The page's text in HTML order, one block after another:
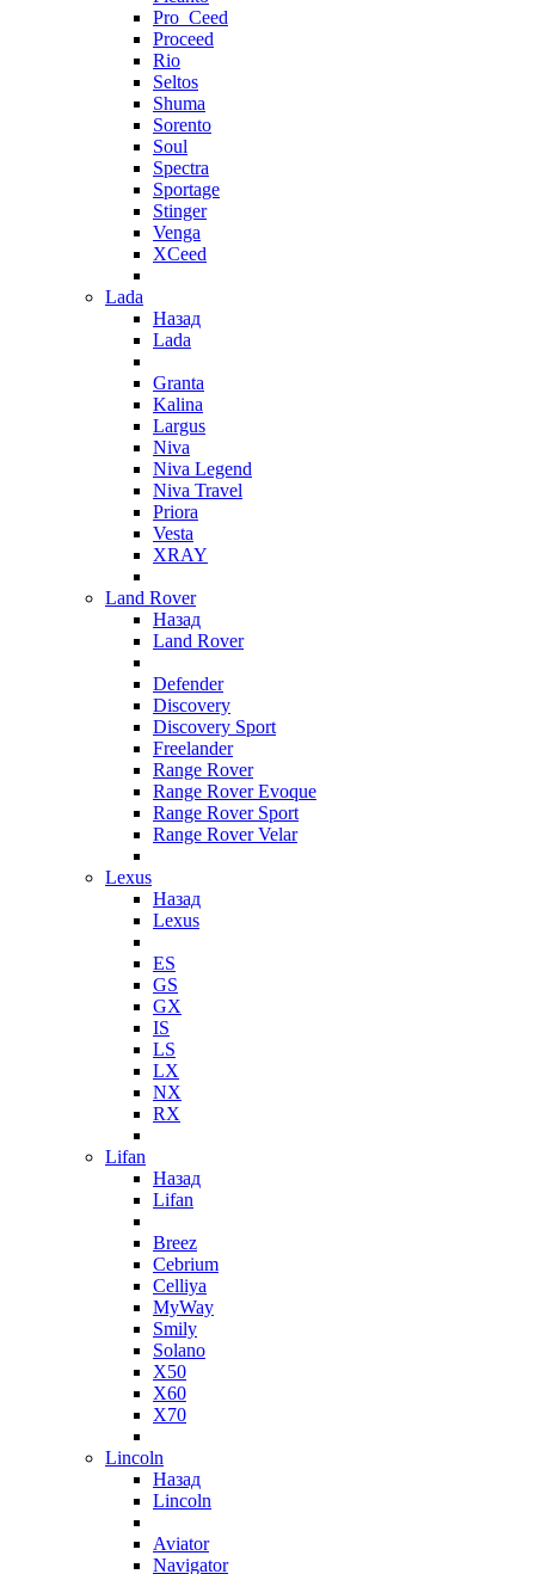
Pro_Ceed
Proceed
Rio
Seltos
Shuma
Sorento
Soul
Spectra
Sportage
Stinger
Venga
XCeed
Lada
Назад
Lada
Granta
Kalina
Largus
Niva
Niva Legend
Niva Travel
Priora
Vesta
XRAY
Land Rover
Назад
Land Rover
Defender
Discovery
Discovery Sport
Freelander
Range Rover
Range Rover Evoque
Range Rover Sport
Range Rover Velar
Lexus
Назад
Lexus
ES
GS
GX
IS
LS
LX
NX
RX
Lifan
Назад
Lifan
Breez
Cebrium
Celliya
MyWay
Smily
Solano
X50
X60
X70
Lincoln
Назад
Lincoln
Aviator
Navigator